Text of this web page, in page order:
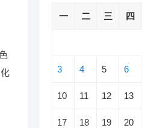
一 二 三 四
3 4 5 6
10 11 12 13
17 18 19 20